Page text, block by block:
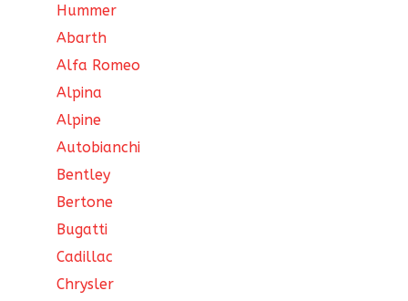
Hummer
Abarth
Alfa Romeo
Alpina
Alpine
Autobianchi
Bentley
Bertone
Bugatti
Cadillac
Chrysler